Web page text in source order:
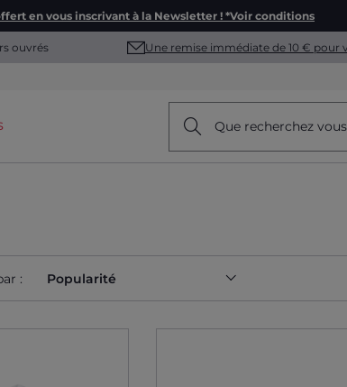
en vous inscrivant à la Newsletter ! *Voir conditions
ouvrés Une remise immédiate de 10 € pour
Que recherchez
: Popularité